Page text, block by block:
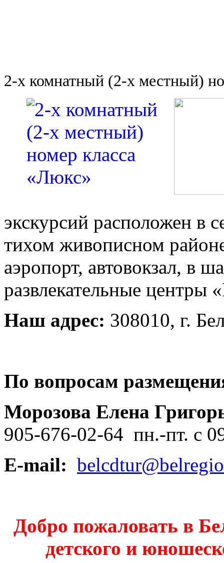
2-х комнатный (2-х местный)
экскурсий расположен в
тихом живописном
аэропорт, автовокзал, в
развлекательные
Наш адрес: 308010, г.
По вопросам
Морозова Елена
905-676-02-64 пн.-пт. с
E-mail:
Добро пожаловать в
детского и